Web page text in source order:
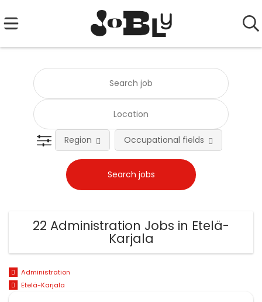
Region Occupational fields
22 Administration Jobs in Etelä-
Karjala
Administration
Etelä-Karjala